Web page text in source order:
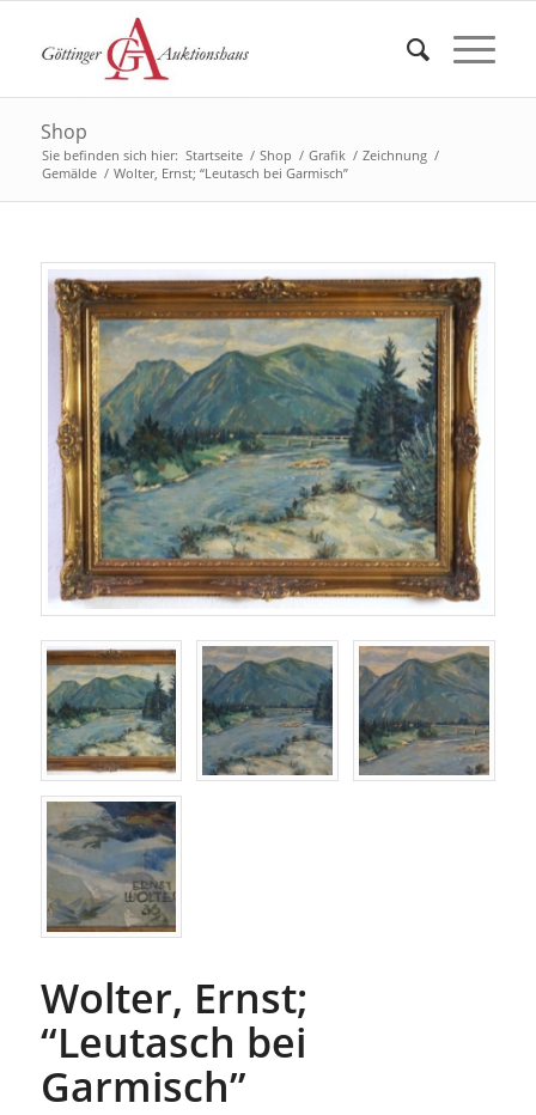
Shop
Sie befinden sich hier: Startseite / Shop / Grafik / Zeichnung /
Gemälde / Wolter, Ernst; “Leutasch bei Garmisch”
Wolter, Ernst;
“Leutasch bei
Garmisch”